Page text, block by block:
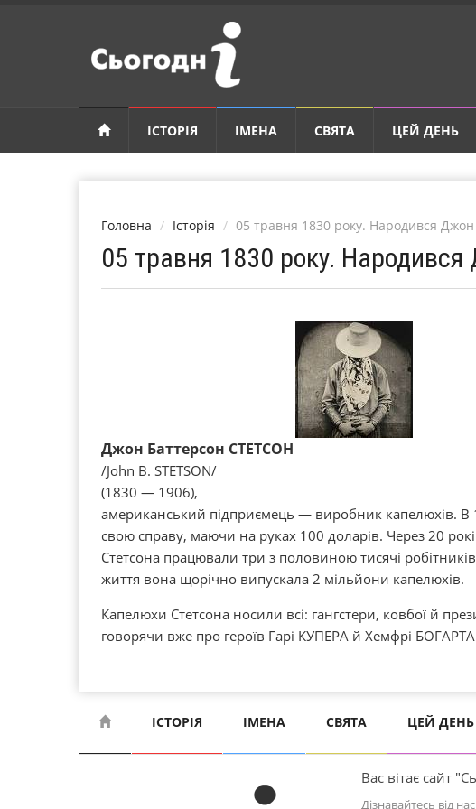
ІСТОРІЯ ІМЕНА СВЯТА ЦЕЙ ДЕНЬ
Головна Історія 05 травня 1830 року. Народився
05 травня 1830 року.
Джон Баттерсон СТЕТСОН
/John B. STETSON/
(1830 — 1906),
американський підприємець — виробник капелюхів. В
свою справу, маючи на руках 100 доларів. Через 20
Стетсона працювали три з половиною тисячі
життя вона щорічно випускала 2 мільйони капелюхів.
Капелюхи Стетсона носили всі: гангстери, ковбої й
говорячи вже про героїв Гарі КУПЕРА й Хемфрі
ІСТОРІЯ ІМЕНА СВЯТА ЦЕЙ ДЕНЬ
Вас вітає сайт
Дізнавайтесь від